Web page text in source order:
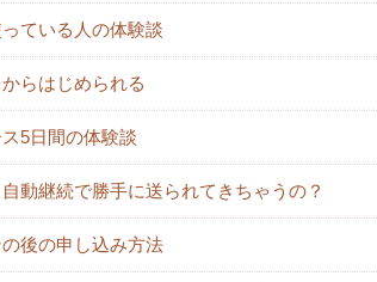
ている人の体験談
らはじめられる
5日間の体験談
動継続で勝手に送られてきちゃうの？
後の申し込み方法